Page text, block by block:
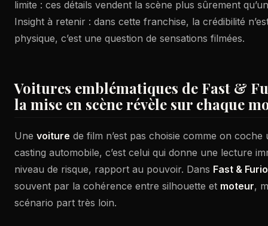
limite : ces détails vendent la scène plus sûrement
Insight à retenir : dans cette franchise, la crédibilité
physique, c’est une question de sensations filmées.
Voitures emblématiques de Fast &
la mise en scène révèle sur chaque
Une voiture de film n’est pas choisie comme on
casting automobile, c’est celui qui donne une lecture
niveau de risque, rapport au pouvoir. Dans Fast &
souvent par la cohérence entre silhouette et moteur,
scénario part très loin.